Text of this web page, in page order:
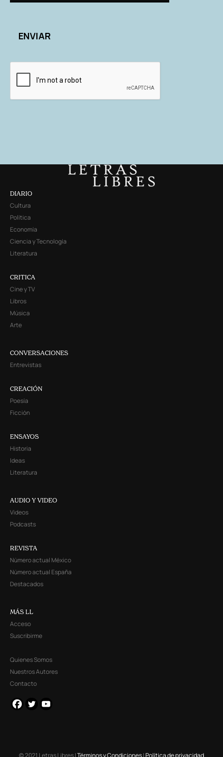
DIARIO
Cultura
Política
Economía
Ciencia y Tecnología
Literatura
CRITICA
Cine y TV
Libros
Música
Arte
CONVERSACIONES
Entrevistas
CREACIÓN
Poesía
Ficción
ENSAYOS
Historia
Ideas
Literatura
AUDIO Y VIDEO
Videos
Podcasts
REVISTA
Número actual México
Número actual España
Destacados
MÁS LL
Acceso
Suscribirme
Quienes Somos
Nuestros Autores
Contacto
© 2021 Letras Libres |Términos y Condiciones|Política de privacidad